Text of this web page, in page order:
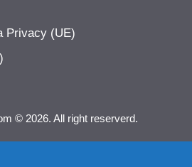
Privacy (UE)
© 2026. All right reserverd.